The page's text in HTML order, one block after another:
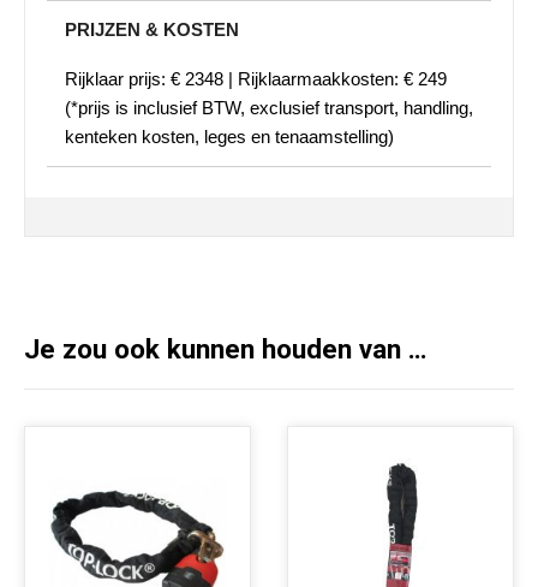
PRIJZEN & KOSTEN
Rijklaar prijs: € 2348 | Rijklaarmaakkosten: € 249
(*prijs is inclusief BTW, exclusief transport, handling,
kenteken kosten, leges en tenaamstelling)
Je zou ook kunnen houden van …